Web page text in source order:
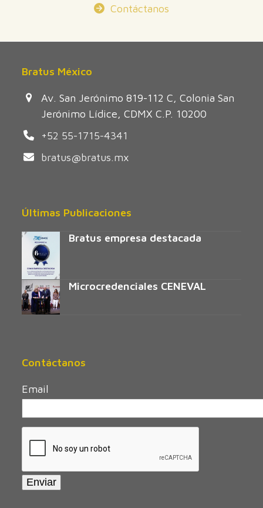
Contáctanos
Bratus México
Av. San Jerónimo 819-112 C, Colonia San
Jerónimo Lídice, CDMX C.P. 10200
+52 55-1715-4341
bratus@bratus.mx
Últimas Publicaciones
Bratus empresa destacada
Microcredenciales CENEVAL
Contáctanos
Email